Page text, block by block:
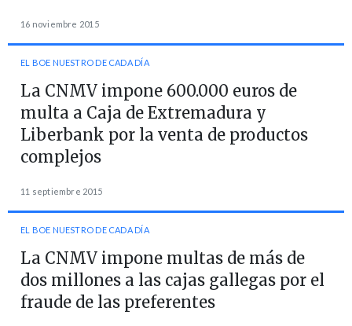
16 noviembre 2015
EL BOE NUESTRO DE CADA DÍA
La CNMV impone 600.000 euros de
multa a Caja de Extremadura y
Liberbank por la venta de productos
complejos
11 septiembre 2015
EL BOE NUESTRO DE CADA DÍA
La CNMV impone multas de más de
dos millones a las cajas gallegas por el
fraude de las preferentes